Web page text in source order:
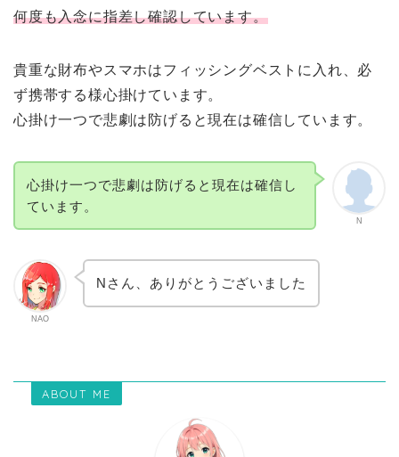
何度も入念に指差し確認しています。
貴重な財布やスマホはフィッシングベストに入れ、必
ず携帯する様心掛けています。
心掛け一つで悲劇は防げると現在は確信しています。
N
心掛け一つで悲劇は防げると現在は確信し
ています。
NAO
Nさん、ありがとうございました
ABOUT ME